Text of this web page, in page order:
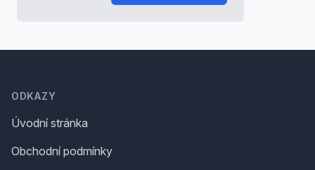
ODKAZY
Úvodní stránka
Obchodní podmínky